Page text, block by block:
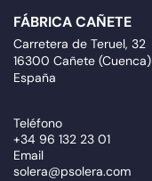
FÁBRICA CAÑETE
Carretera de Teruel, 32
16300 Cañete (Cuenca)
España
Teléfono
+34 96 132 23 01
Email
solera@psolera.com